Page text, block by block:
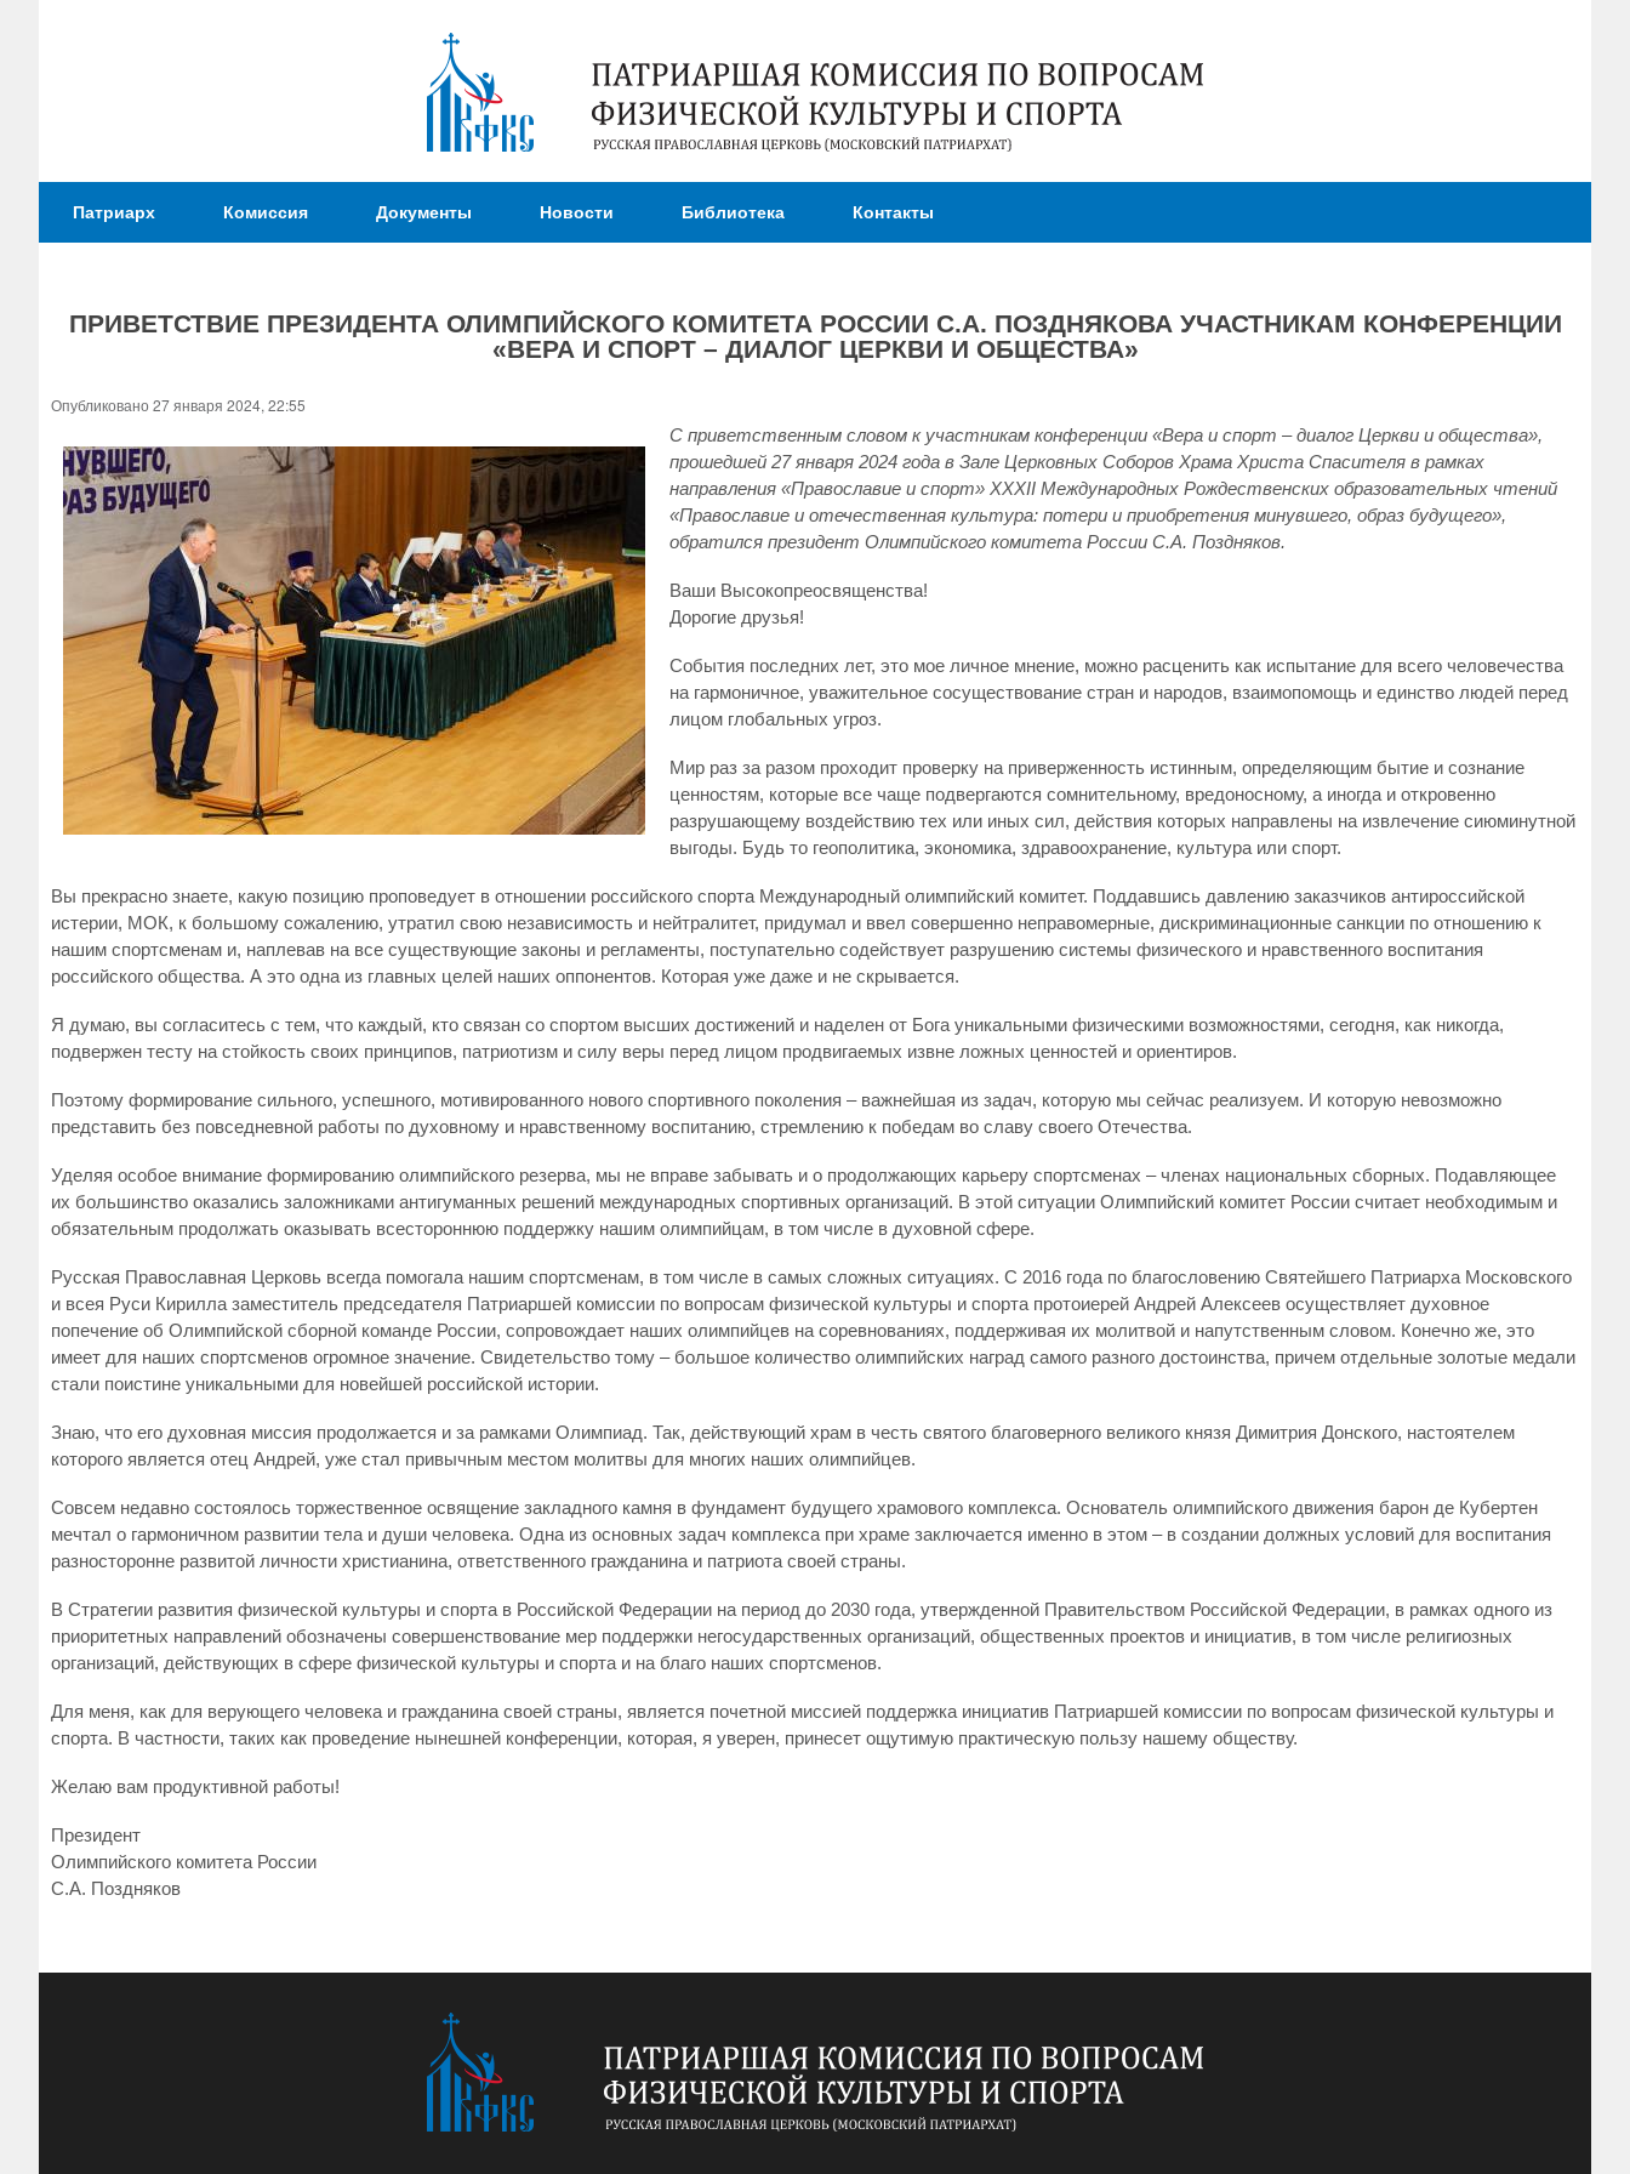
содержанию
Патриаршая
Комиссия
вопросам
физической
спорта
Патриарх Комиссия Документы Новости Библиотека Контакты
здесь
ПРИВЕТСТВИЕ ПРЕЗИДЕНТА ОЛИМПИЙСКОГО КОМИТЕТА РОССИИ С.А. ПОЗДНЯКОВА УЧАСТНИКАМ КОНФЕРЕНЦИИ
«ВЕРА И СПОРТ – ДИАЛОГ ЦЕРКВИ И ОБЩЕСТВА»
Опубликовано 27 января 2024, 22:55
С приветственным словом к участникам конференции «Вера и спорт – диалог Церкви и общества»,
прошедшей 27 января 2024 года в Зале Церковных Соборов Храма Христа Спасителя в рамках
направления «Православие и спорт» XXXII Международных Рождественских образовательных чтений
«Православие и отечественная культура: потери и приобретения минувшего, образ будущего»,
обратился президент Олимпийского комитета России С.А. Поздняков.
Ваши Высокопреосвященства!
Дорогие друзья!
События последних лет, это мое личное мнение, можно расценить как испытание для всего человечества
на гармоничное, уважительное сосуществование стран и народов, взаимопомощь и единство людей перед
лицом глобальных угроз.
Мир раз за разом проходит проверку на приверженность истинным, определяющим бытие и сознание
ценностям, которые все чаще подвергаются сомнительному, вредоносному, а иногда и откровенно
разрушающему воздействию тех или иных сил, действия которых направлены на извлечение сиюминутной
выгоды. Будь то геополитика, экономика, здравоохранение, культура или спорт.
Вы прекрасно знаете, какую позицию проповедует в отношении российского спорта Международный олимпийский комитет. Поддавшись давлению заказчиков антироссийской
истерии, МОК, к большому сожалению, утратил свою независимость и нейтралитет, придумал и ввел совершенно неправомерные, дискриминационные санкции по отношению к
нашим спортсменам и, наплевав на все существующие законы и регламенты, поступательно содействует разрушению системы физического и нравственного воспитания
российского общества. А это одна из главных целей наших оппонентов. Которая уже даже и не скрывается.
Я думаю, вы согласитесь с тем, что каждый, кто связан со спортом высших достижений и наделен от Бога уникальными физическими возможностями, сегодня, как никогда,
подвержен тесту на стойкость своих принципов, патриотизм и силу веры перед лицом продвигаемых извне ложных ценностей и ориентиров.
Поэтому формирование сильного, успешного, мотивированного нового спортивного поколения – важнейшая из задач, которую мы сейчас реализуем. И которую невозможно
представить без повседневной работы по духовному и нравственному воспитанию, стремлению к победам во славу своего Отечества.
Уделяя особое внимание формированию олимпийского резерва, мы не вправе забывать и о продолжающих карьеру спортсменах – членах национальных сборных. Подавляющее
их большинство оказались заложниками антигуманных решений международных спортивных организаций. В этой ситуации Олимпийский комитет России считает необходимым и
обязательным продолжать оказывать всестороннюю поддержку нашим олимпийцам, в том числе в духовной сфере.
Русская Православная Церковь всегда помогала нашим спортсменам, в том числе в самых сложных ситуациях. С 2016 года по благословению Святейшего Патриарха Московского
и всея Руси Кирилла заместитель председателя Патриаршей комиссии по вопросам физической культуры и спорта протоиерей Андрей Алексеев осуществляет духовное
попечение об Олимпийской сборной команде России, сопровождает наших олимпийцев на соревнованиях, поддерживая их молитвой и напутственным словом. Конечно же, это
имеет для наших спортсменов огромное значение. Свидетельство тому – большое количество олимпийских наград самого разного достоинства, причем отдельные золотые медали
стали поистине уникальными для новейшей российской истории.
Знаю, что его духовная миссия продолжается и за рамками Олимпиад. Так, действующий храм в честь святого благоверного великого князя Димитрия Донского, настоятелем
которого является отец Андрей, уже стал привычным местом молитвы для многих наших олимпийцев.
Совсем недавно состоялось торжественное освящение закладного камня в фундамент будущего храмового комплекса. Основатель олимпийского движения барон де Кубертен
мечтал о гармоничном развитии тела и души человека. Одна из основных задач комплекса при храме заключается именно в этом – в создании должных условий для воспитания
разносторонне развитой личности христианина, ответственного гражданина и патриота своей страны.
В Стратегии развития физической культуры и спорта в Российской Федерации на период до 2030 года, утвержденной Правительством Российской Федерации, в рамках одного из
приоритетных направлений обозначены совершенствование мер поддержки негосударственных организаций, общественных проектов и инициатив, в том числе религиозных
организаций, действующих в сфере физической культуры и спорта и на благо наших спортсменов.
Для меня, как для верующего человека и гражданина своей страны, является почетной миссией поддержка инициатив Патриаршей комиссии по вопросам физической культуры и
спорта. В частности, таких как проведение нынешней конференции, которая, я уверен, принесет ощутимую практическую пользу нашему обществу.
Желаю вам продуктивной работы!
Президент
Олимпийского комитета России
С.А. Поздняков